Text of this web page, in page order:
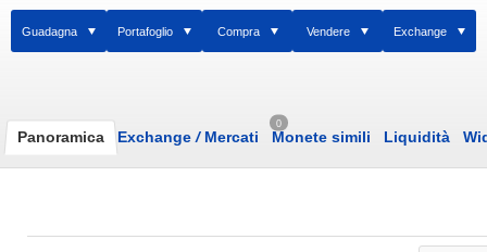
Guadagna Portafoglio Compra Vendere Exchange
Panoramica Exchange /Mercati
0
Monete simili Liquidità